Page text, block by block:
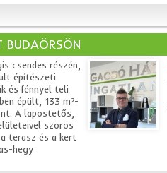
BUDAÖRSÖN
csendes részén,
építészeti
és fénnyel teli
épült, 133 m²-
A lapostetős,
szoros
terasz és a kert
hegy